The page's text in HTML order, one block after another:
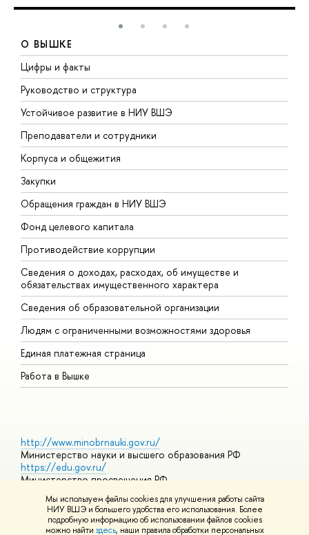
Мы используем файлы cookies для улучшения работы сайта
НИУ ВШЭ и большего удобства его использования. Более
подробную информацию об использовании файлов cookies
можно найти здесь, наши правила обработки персональных
О ВЫШКЕ
Цифры и факты
Руководство и структура
Устойчивое развитие в НИУ ВШЭ
Преподаватели и сотрудники
Корпуса и общежития
Закупки
Обращения граждан в НИУ ВШЭ
Фонд целевого капитала
Противодействие коррупции
Сведения о доходах, расходах, об имуществе и
обязательствах имущественного характера
Сведения об образовательной организации
Людям с ограниченными возможностями здоровья
Единая платежная страница
Работа в Вышке
http://www.minobrnauki.gov.ru/
Министерство науки и высшего образования РФ
https://edu.gov.ru/
Министерство просвещения РФ
https://elearning.hse.ru/mooc
Массовые открытые онлайн-курсы